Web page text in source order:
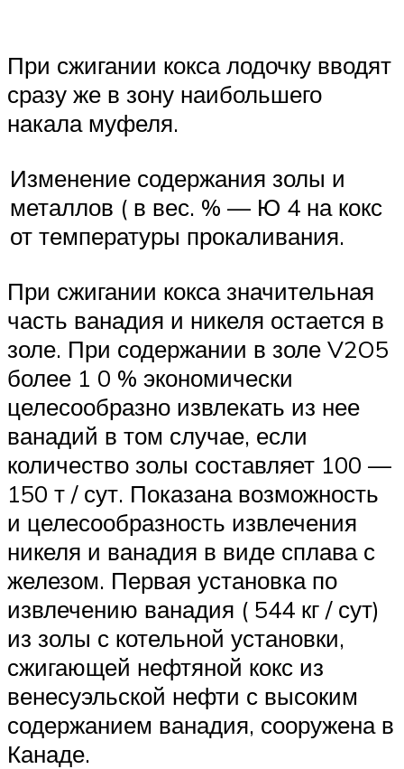
При сжигании кокса лодочку вводят
сразу же в зону наибольшего
накала муфеля.
Изменение содержания золы и
металлов ( в вес. % — Ю 4 на кокс
от температуры прокаливания.
При сжигании кокса значительная
часть ванадия и никеля остается в
золе. При содержании в золе V2O5
более 1 0 % экономически
целесообразно извлекать из нее
ванадий в том случае, если
количество золы составляет 100 —
150 т / сут. Показана возможность
и целесообразность извлечения
никеля и ванадия в виде сплава с
железом. Первая установка по
извлечению ванадия ( 544 кг / сут)
из золы с котельной установки,
сжигающей нефтяной кокс из
венесуэльской нефти с высоким
содержанием ванадия, сооружена в
Канаде.